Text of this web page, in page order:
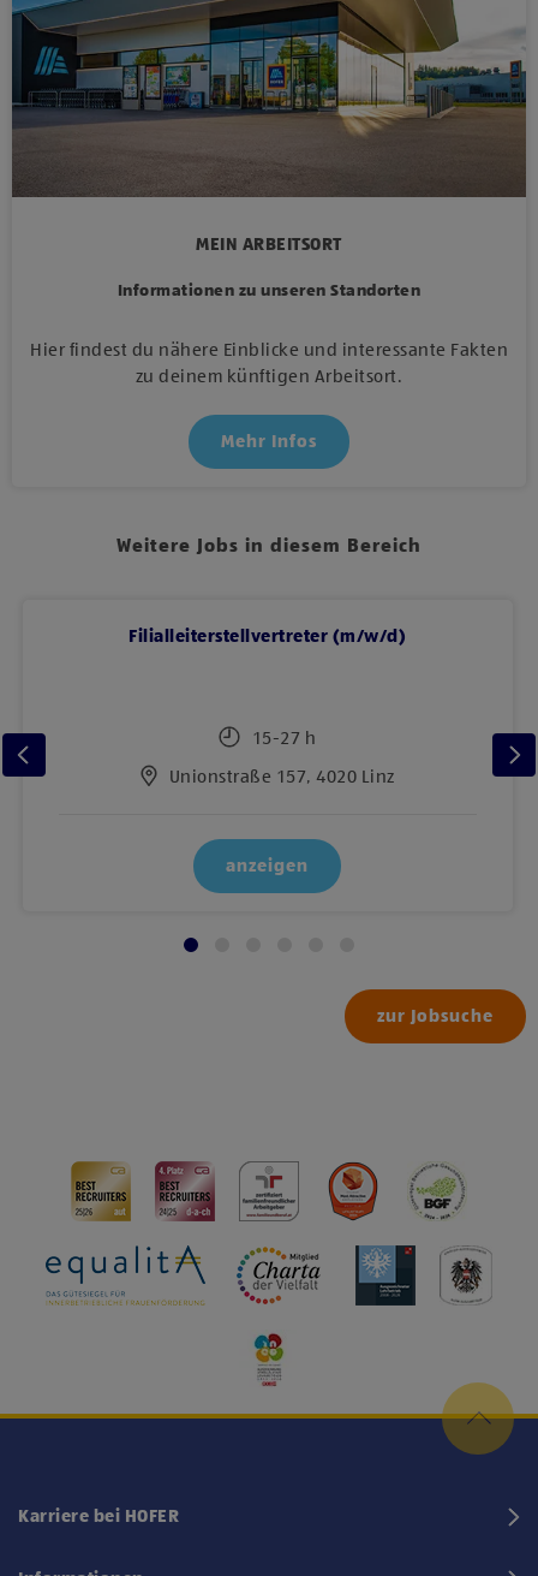
MEIN ARBEITSORT
Informationen zu unseren Standorten
Hier findest du nähere Einblicke und interessante Fakten
zu deinem künftigen Arbeitsort.
Mehr Infos
Weitere Jobs in diesem Bereich
Filialleiterstellvertreter (m/w/d)
15-27 h
Unionstraße 157, 4020 Linz
anzeigen
zur Jobsuche
Karriere bei HOFER